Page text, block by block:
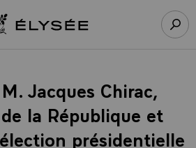
Retour à l’accueil Élysée
Jacques Chirac,
la République et
présidentielle
cookies